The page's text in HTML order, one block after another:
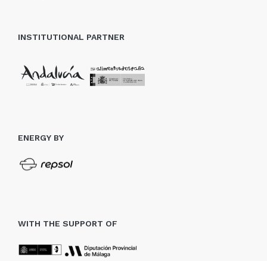
INSTITUTIONAL PARTNER
ENERGY BY
WITH THE SUPPORT OF